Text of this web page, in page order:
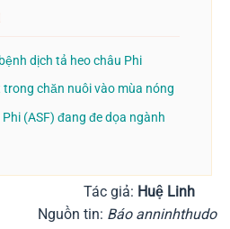
dịch tả heo châu Phi
chăn nuôi vào mùa nóng
(ASF) đang đe dọa ngành
Tác giả: Huệ Linh
Nguồn tin: Báo anninhthudo